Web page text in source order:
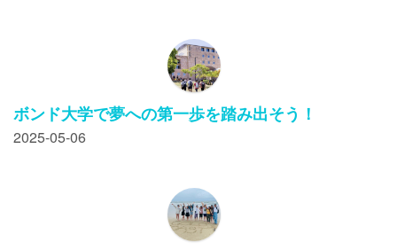
ボンド大学で夢への第一歩を踏み出そう！
2025-05-06